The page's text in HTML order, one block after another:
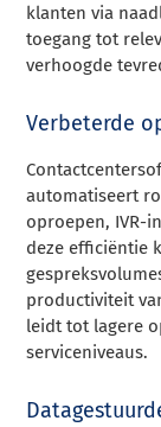
klanten via
toegang tot
verhoogde
Verbeterde
automatiseert
oproepen, IVR-
deze efficiëntie
productiviteit
leidt tot lagere
serviceniveaus.